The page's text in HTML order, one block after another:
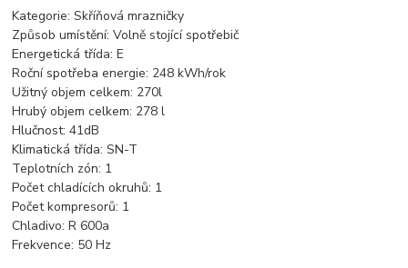
Kategorie: Skříňová mrazničky
Způsob umístění: Volně stojící spotřebič
Energetická třída: E
Roční spotřeba energie: 248 kWh/rok
Užitný objem celkem: 270l
Hrubý objem celkem: 278 l
Hlučnost: 41dB
Klimatická třída: SN-T
Teplotních zón: 1
Počet chladících okruhů: 1
Počet kompresorů: 1
Chladivo: R 600a
Frekvence: 50 Hz